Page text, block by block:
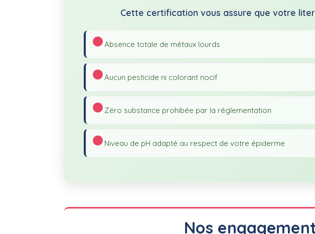
Cette certification vous assure que votre
✓ Absence totale de métaux lourds
✓ Aucun pesticide ni colorant nocif
✓ Zéro substance prohibée par la réglementation
✓ Niveau de pH adapté au respect de votre épiderme
Nos